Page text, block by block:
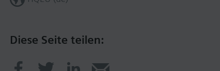
Diese Seite teilen: